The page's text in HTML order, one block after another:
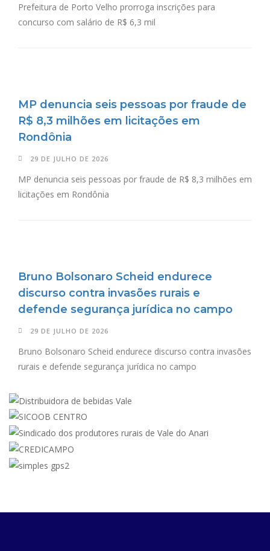
Prefeitura de Porto Velho prorroga inscrições para
concurso com salário de R$ 6,3 mil
MP denuncia seis pessoas por fraude de
R$ 8,3 milhões em licitações em
Rondônia
29 DE JULHO DE 2026
MP denuncia seis pessoas por fraude de R$ 8,3 milhões em
licitações em Rondônia
Bruno Bolsonaro Scheid endurece
discurso contra invasões rurais e
defende segurança jurídica no campo
29 DE JULHO DE 2026
Bruno Bolsonaro Scheid endurece discurso contra invasões
rurais e defende segurança jurídica no campo